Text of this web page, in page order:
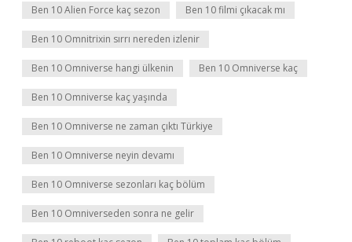
Ben 10 Alien Force kaç sezon Ben 10 filmi çıkacak mı
Ben 10 Omnitrixin sırrı nereden izlenir
Ben 10 Omniverse hangi ülkenin Ben 10 Omniverse kaç
Ben 10 Omniverse kaç yaşında
Ben 10 Omniverse ne zaman çıktı Türkiye
Ben 10 Omniverse neyin devamı
Ben 10 Omniverse sezonları kaç bölüm
Ben 10 Omniverseden sonra ne gelir